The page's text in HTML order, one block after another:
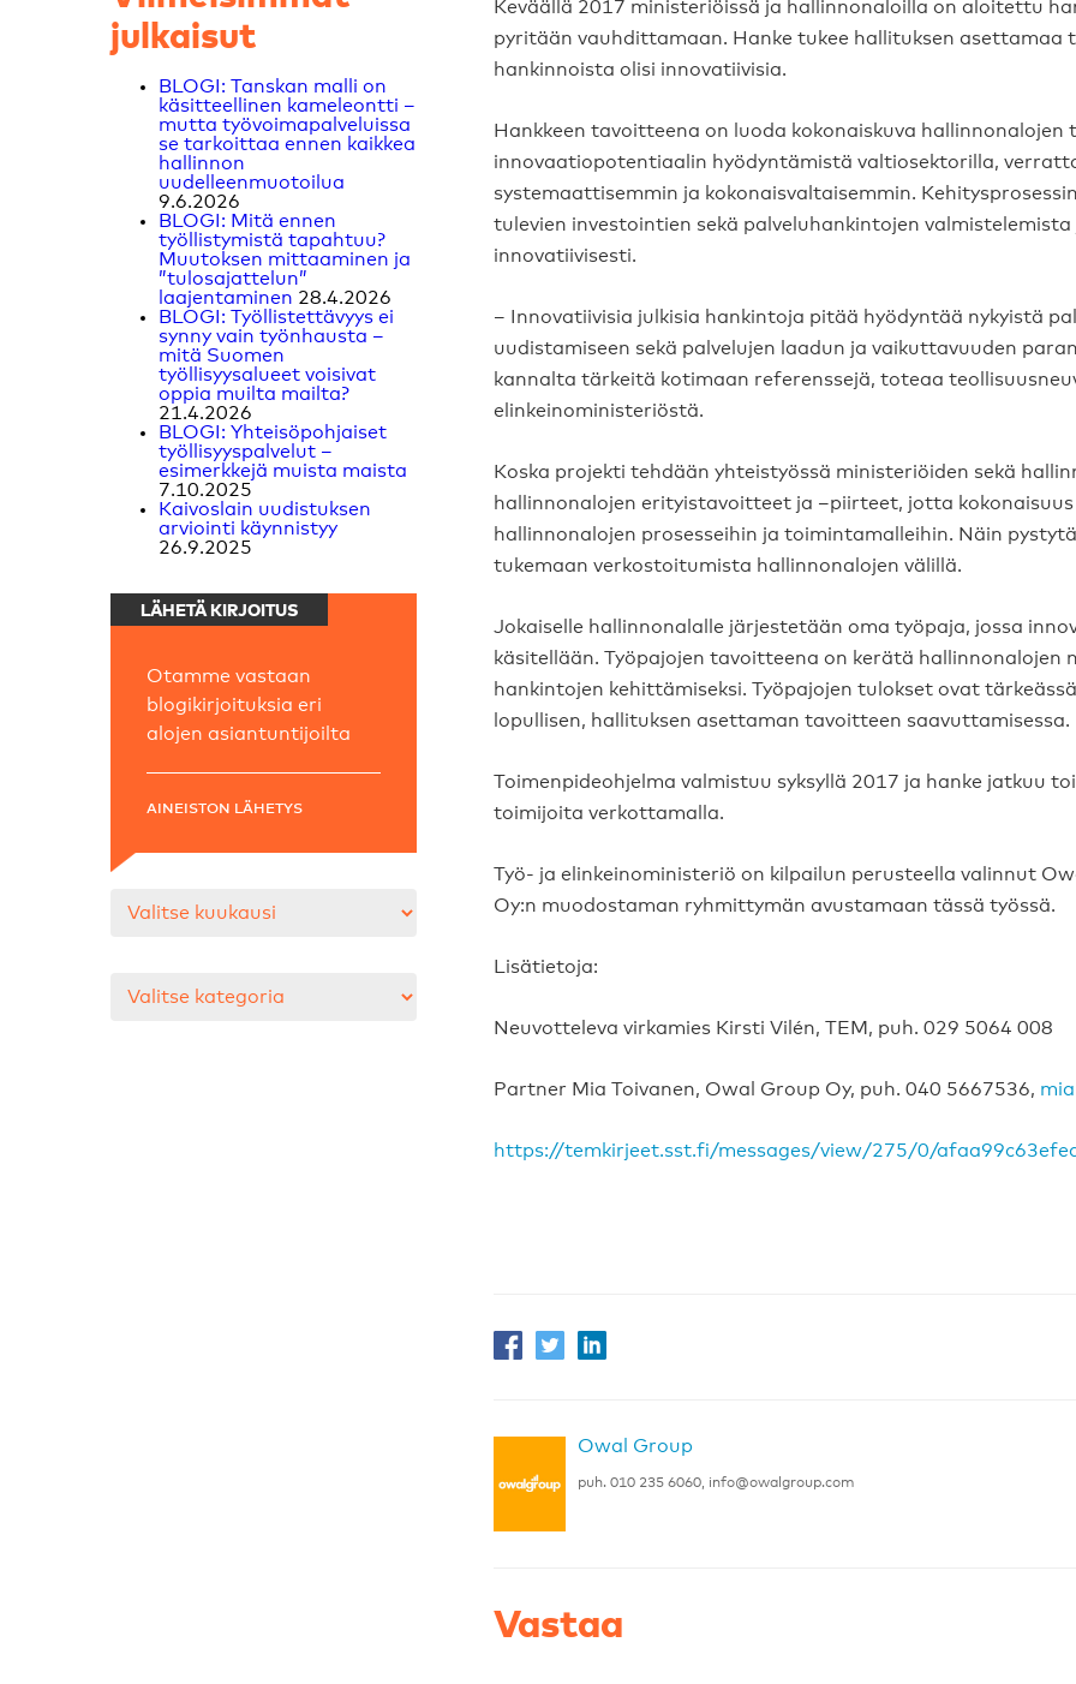
Keväällä 2017 ministeriöissä ja hallinnonaloilla on aloitettu
pyritään vauhdittamaan. Hanke tukee hallituksen asettamaa
hankinnoista olisi innovatiivisia.
Hankkeen tavoitteena on luoda kokonaiskuva
innovaatiopotentiaalin hyödyntämistä valtiosektorilla,
systemaattisemmin ja kokonaisvaltaisemmin.
tulevien investointien sekä palveluhankintojen
innovatiivisesti.
– Innovatiivisia julkisia hankintoja pitää hyödyntää nykyistä
uudistamiseen sekä palvelujen laadun ja vaikuttavuuden
kannalta tärkeitä kotimaan referenssejä, toteaa
elinkeinoministeriöstä.
Koska projekti tehdään yhteistyössä ministeriöiden sekä
hallinnonalojen erityistavoitteet ja –piirteet, jotta
hallinnonalojen prosesseihin ja toimintamalleihin. Näin
tukemaan verkostoitumista hallinnonalojen välillä.
Jokaiselle hallinnonalalle järjestetään oma työpaja, jossa
käsitellään. Työpajojen tavoitteena on kerätä hallinnonalojen
hankintojen kehittämiseksi. Työpajojen tulokset ovat
lopullisen, hallituksen asettaman tavoitteen saavuttamisessa.
Toimenpideohjelma valmistuu syksyllä 2017 ja hanke jatkuu
toimijoita verkottamalla.
Työ- ja elinkeinoministeriö on kilpailun perusteella valinnut
Oy:n muodostaman ryhmittymän avustamaan tässä työssä.
Lisätietoja:
Neuvotteleva virkamies Kirsti Vilén, TEM, puh. 029 5064 008
Partner Mia Toivanen, Owal Group Oy, puh. 040 5667536,
https://temkirjeet.sst.fi/messages/view/275/0/
Owal Group
puh. 010 235 6060, info@owalgroup.com
Vastaa
julkaisut
BLOGI: Tanskan malli on
käsitteellinen kameleontti –
mutta työvoimapalveluissa
se tarkoittaa ennen kaikkea
hallinnon
uudelleenmuotoilua
9.6.2026
BLOGI: Mitä ennen
työllistymistä tapahtuu?
Muutoksen mittaaminen ja
”tulosajattelun”
laajentaminen 28.4.2026
BLOGI: Työllistettävyys ei
synny vain työnhausta –
mitä Suomen
työllisyysalueet voisivat
oppia muilta mailta?
21.4.2026
BLOGI: Yhteisöpohjaiset
työllisyyspalvelut –
esimerkkejä muista maista
7.10.2025
Kaivoslain uudistuksen
arviointi käynnistyy
26.9.2025
LÄHETÄ KIRJOITUS
Otamme vastaan
blogikirjoituksia eri
alojen asiantuntijoilta
AINEISTON LÄHETYS